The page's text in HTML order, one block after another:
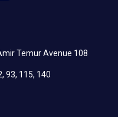
Temur Avenue 108
93, 115, 140